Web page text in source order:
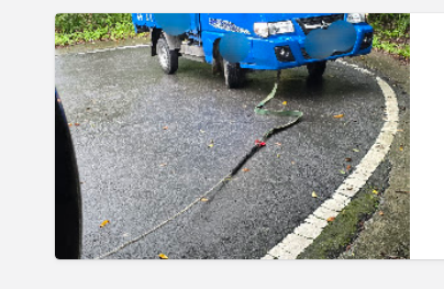
路
救
援
｜
全
底
三
灣
南
庄
峨
大